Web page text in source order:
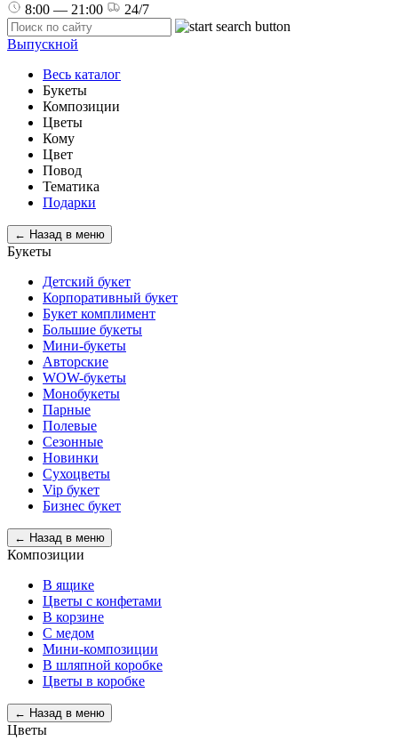
8:00 — 21:00
24/7
Выпускной
Весь каталог
Букеты
Композиции
Цветы
Кому
Цвет
Повод
Тематика
Подарки
← Назад в меню
Букеты
Детский букет
Корпоративный букет
Букет комплимент
Большие букеты
Мини-букеты
Авторские
WOW-букеты
Монобукеты
Парные
Полевые
Сезонные
Новинки
Сухоцветы
Vip букет
Бизнес букет
← Назад в меню
Композиции
В ящике
Цветы с конфетами
В корзине
С медом
Мини-композиции
В шляпной коробке
Цветы в коробке
← Назад в меню
Цветы